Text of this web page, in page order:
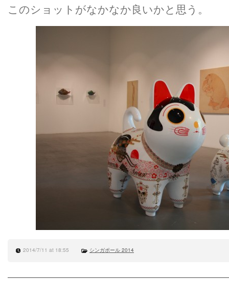
このショットがなかなか良いかと思う。
2014/7/11 at 18:55 シンガポール 2014